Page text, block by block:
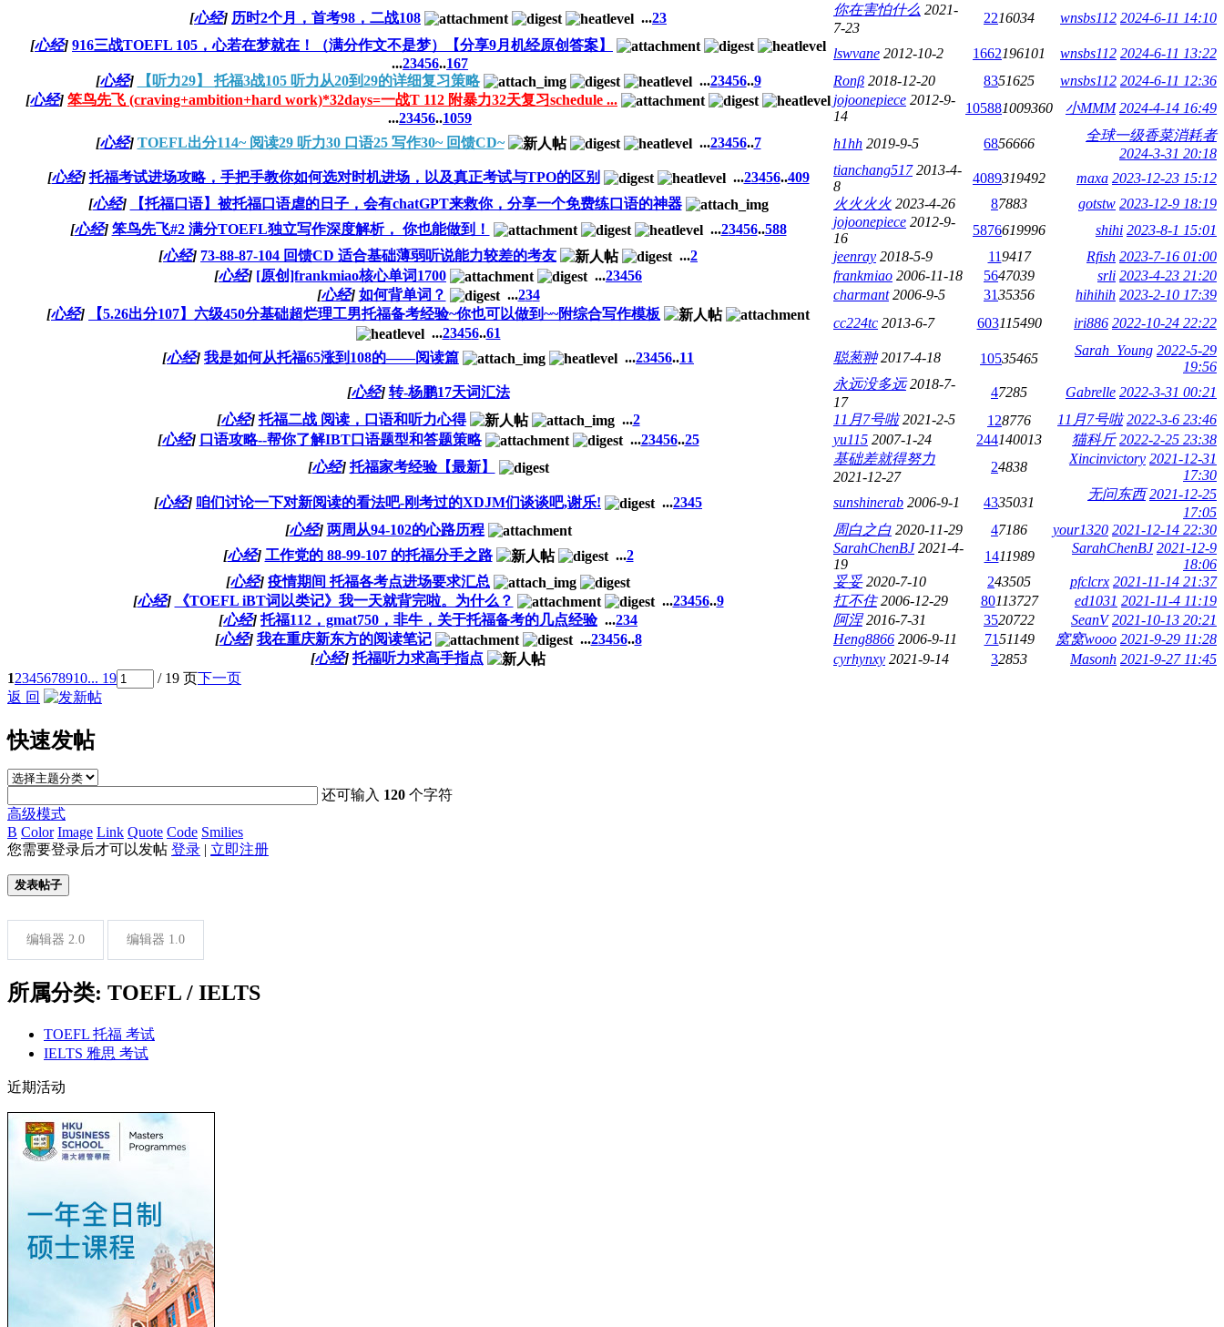
[心经] 历时2个月，首考98，二战108 ...23
你在害怕什么 2021-
7-23
2216034 wnsbs112 2024-6-11 14:10
[心经] 916三战TOEFL 105，心若在梦就在！（满分作文不是梦）【分享9月机经原创答案】
...23456..167
lswvane 2012-10-2 1662196101 wnsbs112 2024-6-11 13:22
[心经] 【听力29】 托福3战105 听力从20到29的详细复习策略 ...23456..9 Ronβ 2018-12-20 8351625 wnsbs112 2024-6-11 12:36
[心经] 笨鸟先飞 (craving+ambition+hard work)*32days=一战T 112 附暴力32天复习schedule ...
...23456..1059
jojoonepiece 2012-9-
14
105881009360 小MMM 2024-4-14 16:49
[心经] TOEFL出分114~ 阅读29 听力30 口语25 写作30~ 回馈CD~ ...23456..7 h1hh 2019-9-5 6856666
全球一级香菜消耗者
2024-3-31 20:18
[心经] 托福考试进场攻略，手把手教你如何选对时机进场，以及真正考试与TPO的区别 ...23456..409 tianchang517 2013-4-
8
4089319492 maxa 2023-12-23 15:12
[心经] 【托福口语】被托福口语虐的日子，会有chatGPT来救你，分享一个免费练口语的神器 火火火火 2023-4-26 87883 gotstw 2023-12-9 18:19
[心经] 笨鸟先飞#2 满分TOEFL独立写作深度解析， 你也能做到！ ...23456..588 jojoonepiece 2012-9-
16
5876619996 shihi 2023-8-1 15:01
[心经] 73-88-87-104 回馈CD 适合基础薄弱听说能力较差的考友 ...2 jeenray 2018-5-9 119417 Rfish 2023-7-16 01:00
[心经] [原创]frankmiao核心单词1700 ...23456 frankmiao 2006-11-18 5647039 srli 2023-4-23 21:20
[心经] 如何背单词？ ...234 charmant 2006-9-5 3135356 hihihih 2023-2-10 17:39
[心经]
【5.26出分107】六级450分基础超烂理工男托福备考经验~你也可以做到~~附综合写作模板
...23456..61
cc224tc 2013-6-7 603115490 iri886 2022-10-24 22:22
[心经] 我是如何从托福65涨到108的——阅读篇 ...23456..11 聪葱翀 2017-4-18 10535465
Sarah_Young 2022-5-29
19:56
[心经] 转-杨鹏17天词汇法
永远没多远 2018-7-
17
47285 Gabrelle 2022-3-31 00:21
[心经] 托福二战 阅读，口语和听力心得 ...2 11月7号啦 2021-2-5 128776 11月7号啦 2022-3-6 23:46
[心经] 口语攻略--帮你了解IBT口语题型和答题策略 ...23456..25 yu115 2007-1-24 244140013 猫科斤 2022-2-25 23:38
[心经] 托福家考经验【最新】
基础差就得努力
2021-12-27
24838
Xincinvictory 2021-12-31
17:30
[心经] 咱们讨论一下对新阅读的看法吧-刚考过的XDJM们谈谈吧,谢乐! ...2345 sunshinerab 2006-9-1 4335031
无问东西 2021-12-25
17:05
[心经] 两周从94-102的心路历程 周白之白 2020-11-29 47186 your1320 2021-12-14 22:30
[心经] 工作党的 88-99-107 的托福分手之路 ...2 SarahChenBJ 2021-4-
19
1411989
SarahChenBJ 2021-12-9
18:06
[心经] 疫情期间 托福各考点进场要求汇总 妥妥 2020-7-10 243505 pfclcrx 2021-11-14 21:37
[心经] 《TOEFL iBT词以类记》我一天就背完啦。为什么？ ...23456..9 扛不住 2006-12-29 80113727 ed1031 2021-11-4 11:19
[心经] 托福112，gmat750，非牛，关于托福备考的几点经验 ...234 阿涅 2016-7-31 3520722 SeanV 2021-10-13 20:21
[心经] 我在重庆新东方的阅读笔记 ...23456..8 Heng8866 2006-9-11 7151149 窝窝wooo 2021-9-29 11:28
[心经] 托福听力求高手指点 cyrhynxy 2021-9-14 32853 Masonh 2021-9-27 11:45
12345678910... 19 / 19 页下一页
返 回
快速发帖
还可输入 120 个字符
高级模式
B Color Image Link Quote Code Smilies
您需要登录后才可以发帖 登录 | 立即注册
发表帖子
编辑器 2.0 编辑器 1.0
所属分类: TOEFL / IELTS
TOEFL 托福 考试
IELTS 雅思 考试
近期活动